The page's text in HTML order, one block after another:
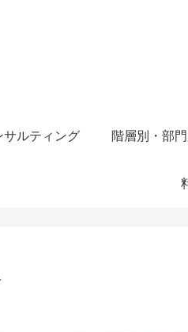
サルティング 階層別・部